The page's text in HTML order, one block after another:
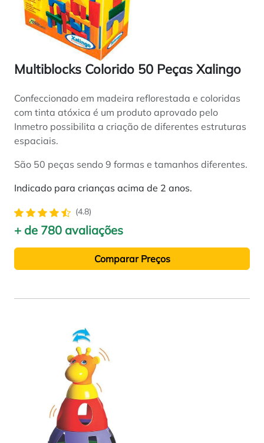
Multiblocks Colorido 50 Peças Xalingo
Confeccionado em madeira reflorestada e coloridas
com tinta atóxica é um produto aprovado pelo
Inmetro possibilita a criação de diferentes estruturas
espaciais.
São 50 peças sendo 9 formas e tamanhos diferentes.
Indicado para crianças acima de 2 anos.
(4.8)
+ de 780 avaliações
Comparar Preços